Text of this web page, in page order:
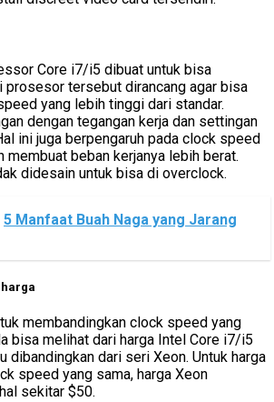
Core i7/i5 dibuat untuk bisa
prosesor tersebut dirancang agar bisa
yang lebih tinggi dari standar.
dengan tegangan kerja dan settingan
ini juga berpengaruh pada clock speed
membuat beban kerjanya lebih berat.
didesain untuk bisa di overclock.
5 Manfaat Buah Naga yang Jarang
membandingkan clock speed yang
bisa melihat dari harga Intel Core i7/i5
dibandingkan dari seri Xeon. Untuk harga
speed yang sama, harga Xeon
sekitar $50.